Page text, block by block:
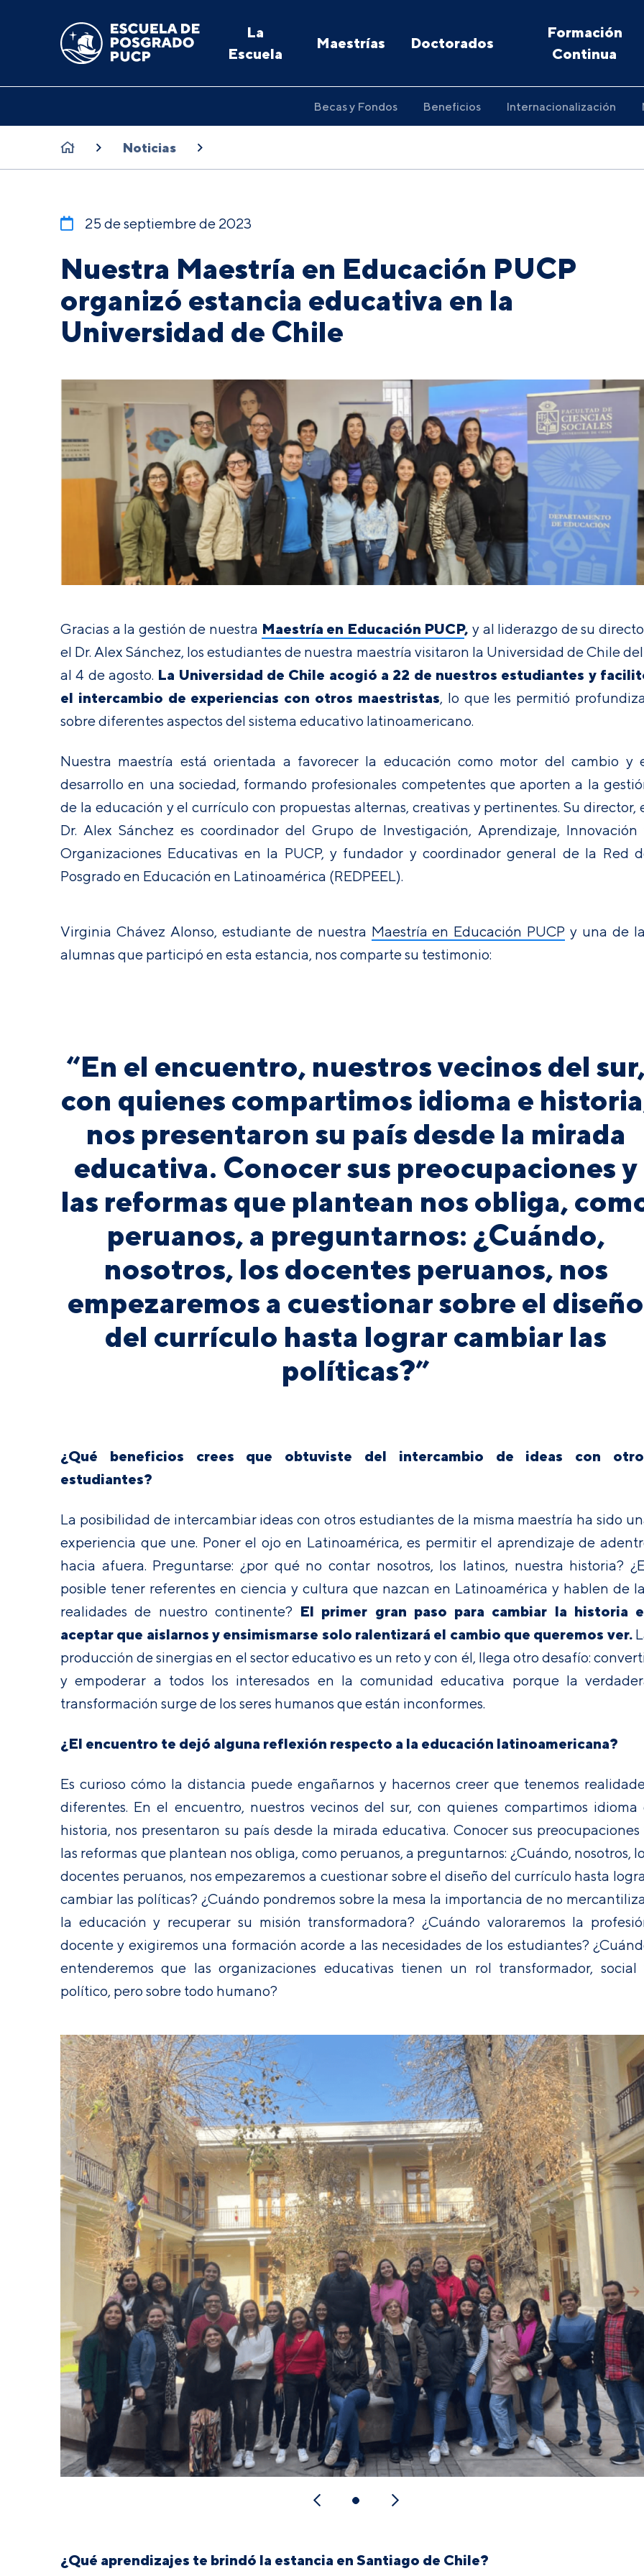
La
Escuela
Maestrías Doctorados
Formación
Continua
Becas y Fondos Beneficios Internacionalización
Noticias
25 de septiembre de 2023
Nuestra Maestría en Educación PUCP
organizó estancia educativa en la
Universidad de Chile
Gracias a la gestión de nuestra Maestría en Educación PUCP, y al liderazgo de su
el Dr. Alex Sánchez, los estudiantes de nuestra maestría visitaron la Universidad de Chile del
al 4 de agosto. La Universidad de Chile acogió a 22 de nuestros estudiantes y
el intercambio de experiencias con otros maestristas, lo que les permitió
sobre diferentes aspectos del sistema educativo latinoamericano.
Nuestra maestría está orientada a favorecer la educación como motor del cambio y
desarrollo en una sociedad, formando profesionales competentes que aporten a la
de la educación y el currículo con propuestas alternas, creativas y pertinentes. Su director,
Dr. Alex Sánchez es coordinador del Grupo de Investigación, Aprendizaje, Innovación
Organizaciones Educativas en la PUCP, y fundador y coordinador general de la Red
Posgrado en Educación en Latinoamérica (REDPEEL).
Virginia Chávez Alonso, estudiante de nuestra Maestría en Educación PUCP y una de
alumnas que participó en esta estancia, nos comparte su testimonio:
“En el encuentro, nuestros vecinos del sur,
con quienes compartimos idioma e
nos presentaron su país desde la mirada
educativa. Conocer sus preocupaciones y
las reformas que plantean nos obliga,
peruanos, a preguntarnos: ¿Cuándo,
nosotros, los docentes peruanos, nos
empezaremos a cuestionar sobre el diseño
del currículo hasta lograr cambiar las
políticas?”
¿Qué beneficios crees que obtuviste del intercambio de ideas con
estudiantes?
La posibilidad de intercambiar ideas con otros estudiantes de la misma maestría ha sido
experiencia que une. Poner el ojo en Latinoamérica, es permitir el aprendizaje de
hacia afuera. Preguntarse: ¿por qué no contar nosotros, los latinos, nuestra historia?
posible tener referentes en ciencia y cultura que nazcan en Latinoamérica y hablen de
realidades de nuestro continente? El primer gran paso para cambiar la historia
aceptar que aislarnos y ensimismarse solo ralentizará el cambio que queremos ver.
producción de sinergias en el sector educativo es un reto y con él, llega otro desafío:
y empoderar a todos los interesados en la comunidad educativa porque la
transformación surge de los seres humanos que están inconformes.
¿El encuentro te dejó alguna reflexión respecto a la educación latinoamericana?
Es curioso cómo la distancia puede engañarnos y hacernos creer que tenemos
diferentes. En el encuentro, nuestros vecinos del sur, con quienes compartimos idioma
historia, nos presentaron su país desde la mirada educativa. Conocer sus preocupaciones
las reformas que plantean nos obliga, como peruanos, a preguntarnos: ¿Cuándo, nosotros,
docentes peruanos, nos empezaremos a cuestionar sobre el diseño del currículo hasta
cambiar las políticas? ¿Cuándo pondremos sobre la mesa la importancia de no
la educación y recuperar su misión transformadora? ¿Cuándo valoraremos la
docente y exigiremos una formación acorde a las necesidades de los estudiantes?
entenderemos que las organizaciones educativas tienen un rol transformador, social
político, pero sobre todo humano?
¿Qué aprendizajes te brindó la estancia en Santiago de Chile?